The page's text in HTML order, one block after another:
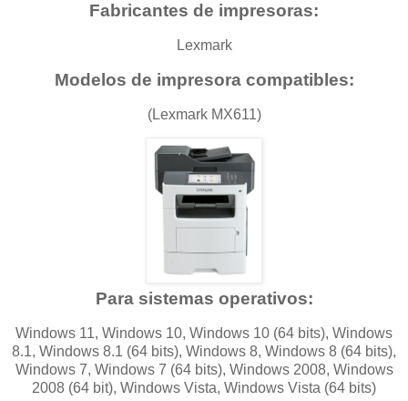
Fabricantes de impresoras:
Lexmark
Modelos de impresora compatibles:
(Lexmark MX611)
Para sistemas operativos:
Windows 11, Windows 10, Windows 10 (64 bits), Windows
8.1, Windows 8.1 (64 bits), Windows 8, Windows 8 (64 bits),
Windows 7, Windows 7 (64 bits), Windows 2008, Windows
2008 (64 bit), Windows Vista, Windows Vista (64 bits)